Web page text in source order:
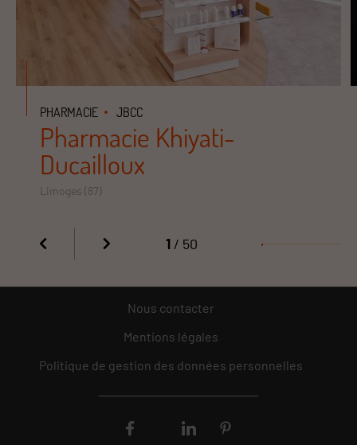
PHARMACIE JBCC
Pharmacie Khiyati-
Ducailloux
Limoges (87)
1 / 50
Nous contacter
Mentions légales
Politique de gestion des données personnelles